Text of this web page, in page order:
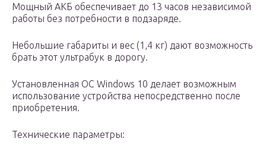
Мощный АКБ обеспечивает до 13 часов независимой
работы без потребности в подзаряде.
Небольшие габариты и вес (1,4 кг) дают возможность
брать этот ультрабук в дорогу.
Установленная ОС Windows 10 делает возможным
использование устройства непосредственно после
приобретения.
Технические параметры: